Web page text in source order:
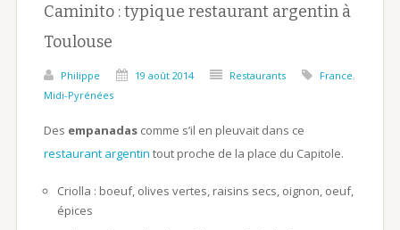
Caminito : typique restaurant argentin à
Toulouse
Philippe 19 août 2014 Restaurants France,
Midi-Pyrénées
Des empanadascomme s’il en pleuvait dans ce
restaurant argentin tout proche de la place du Capitole.
Criolla : boeuf, olives vertes, raisins secs, oignon, oeuf,
épices